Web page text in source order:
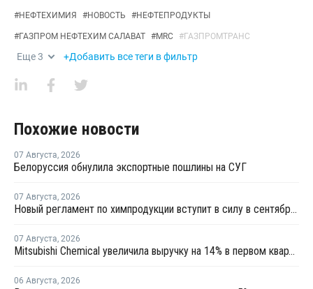
#НЕФТЕХИМИЯ #НОВОСТЬ #НЕФТЕПРОДУКТЫ
#ГАЗПРОМ НЕФТЕХИМ САЛАВАТ #MRC #ГАЗПРОМТРАНС
Еще3 +Добавить все теги в фильтр
Похожие новости
07 Августа, 2026
Белоруссия обнулила экспортные пошлины на СУГ
07 Августа, 2026
Новый регламент по химпродукции вступит в силу в сентябре 2027 года
07 Августа, 2026
Mitsubishi Chemical увеличила выручку на 14% в первом квартале японского финансового года
06 Августа, 2026